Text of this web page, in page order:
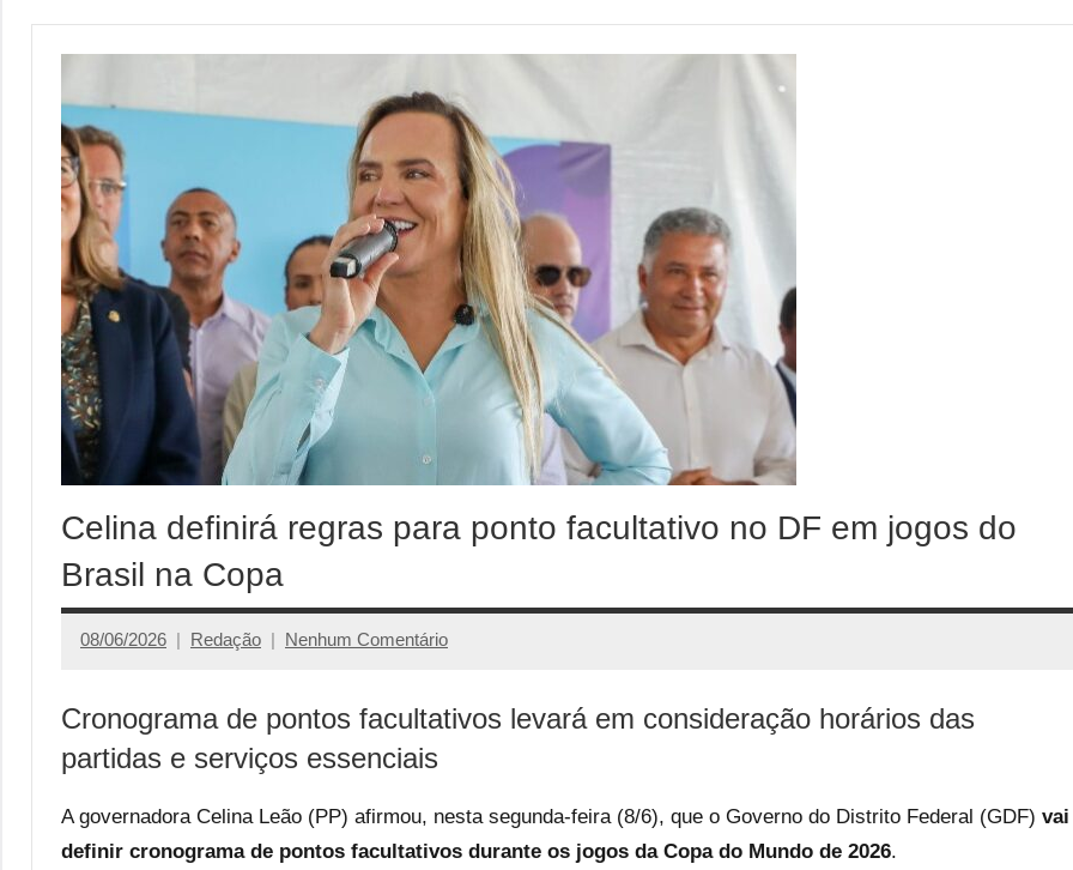
Celina definirá regras para ponto facultativo no DF em jogos do
Brasil na Copa
08/06/2026 Redação Nenhum Comentário
Cronograma de pontos facultativos levará em consideração horários das
partidas e serviços essenciais
A governadora Celina Leão (PP) afirmou, nesta segunda-feira (8/6), que o Governo do Distrito Federal (GDF) vai
definir cronograma de pontos facultativos durante os jogos da Copa do Mundo de 2026.